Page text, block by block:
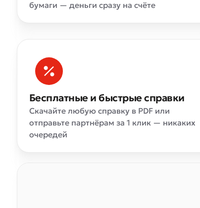
бумаги — деньги сразу на счёте
Бесплатные и быстрые справки
Скачайте любую справку в PDF или
отправьте партнёрам за 1 клик — никаких
очередей